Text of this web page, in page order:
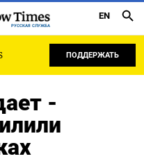
РУССКАЯ СЛУЖБА
EN
ПОДДЕРЖАТЬ
-